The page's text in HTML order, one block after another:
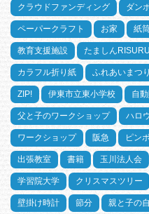
クラウドファンディング ダン
ペーパークラフト お家 紙
教育支援施設 たましんRISURU
カラフル折り紙 ふれあいまつり
ZIP! 伊東市立東小学校 自
父と子のワークショップ ハロ
ワークショップ 阪急 ピン
出張教室 書籍 玉川法人会
学習院大学 クリスマスツリー
壁掛け時計 節分 親と子の